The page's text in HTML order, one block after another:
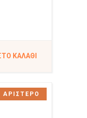
ΚΑΛΆΘΙ
ΑΡΙΣΤΕΡΟ